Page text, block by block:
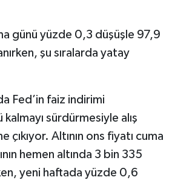
günü yüzde 0,3 düşüşle 97,9
şu sıralarda yatay
Fed’in faiz indirimi
sürdürmesiyle alış
çıkıyor. Altının ons fiyatı cuma
hemen altında 3 bin 335
yeni haftada yüzde 0,6